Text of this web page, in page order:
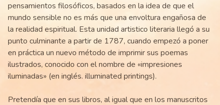
pensamientos filosóficos, basados en la idea de que el
mundo sensible no es más que una envoltura engañosa de
la realidad espiritual. Esta unidad artistico literaria llegó a su
punto culminante a partir de 1787, cuando empezó a poner
en práctica un nuevo método de imprimir sus poemas
ilustrados, conocido con el nombre de «impresiones
iluminadas» (en inglés. illuminated printings).
Pretendía que en sus libros, al igual que en los manuscritos